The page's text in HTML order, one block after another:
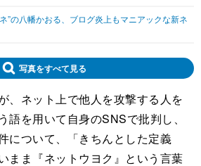
”の八幡かおる、ブログ炎上もマニアックな新ネ
写真をすべて見る
、ネット上で他人を攻撃する人を
語を用いて自身のSNSで批判し、
について、「きちんとした定義
まま『ネットウヨク』という言葉